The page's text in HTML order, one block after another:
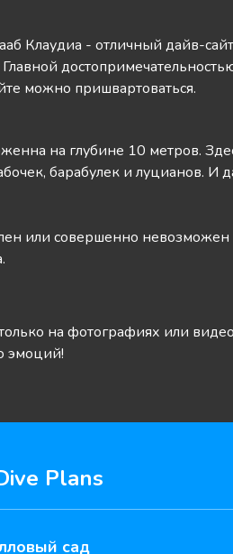
Клаудиа - отличный дайв-
можно пришвартоваться.
на глубине 10 метров.
барабулек и луцианов.
или совершенно
на фотографиях или
эмоций!
Plans
сад